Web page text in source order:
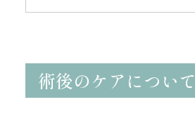
術後のケアについて